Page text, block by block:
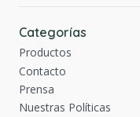
Categorías
Productos
Contacto
Prensa
Nuestras Políticas